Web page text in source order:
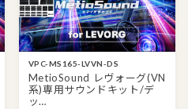
VPC-MS165-LVVN-DS
MetioSound レヴォーグ(VN
系)専用サウンドキット/デ
ッ…